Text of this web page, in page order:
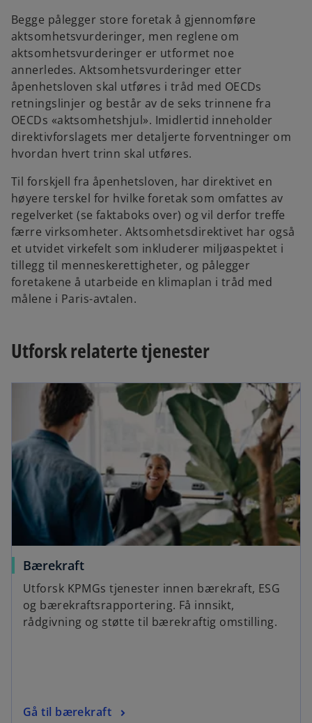
Begge pålegger store foretak å gjennomføre
aktsomhetsvurderinger, men reglene om
aktsomhetsvurderinger er utformet noe
annerledes. Aktsomhetsvurderinger etter
åpenhetsloven skal utføres i tråd med OECDs
retningslinjer og består av de seks trinnene fra
OECDs «aktsomhetshjul». Imidlertid inneholder
direktivforslagets mer detaljerte forventninger om
hvordan hvert trinn skal utføres.
Til forskjell fra åpenhetsloven, har direktivet en
høyere terskel for hvilke foretak som omfattes av
regelverket (se faktaboks over) og vil derfor treffe
færre virksomheter. Aktsomhetsdirektivet har også
et utvidet virkefelt som inkluderer miljøaspektet i
tillegg til menneskerettigheter, og pålegger
foretakene å utarbeide en klimaplan i tråd med
målene i Paris-avtalen.
Utforsk relaterte tjenester
Bærekraft
Utforsk KPMGs tjenester innen bærekraft, ESG
og bærekraftsrapportering. Få innsikt,
rådgivning og støtte til bærekraftig omstilling.
Gå til bærekraft